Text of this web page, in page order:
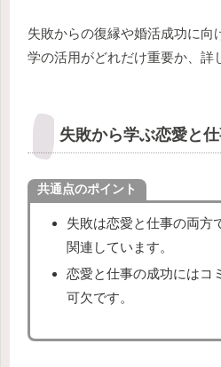
失敗からの復縁や婚活成功に向
学の活用がどれだけ重要か、詳
失敗から学ぶ恋愛と
共通点のポイント
失敗は恋愛と仕事の両方
関連しています。
恋愛と仕事の成功にはコ
可欠です。